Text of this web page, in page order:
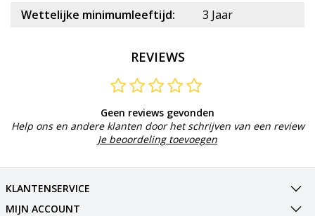
Wettelijke minimumleeftijd:
3 Jaar
REVIEWS
Geen reviews gevonden
Help ons en andere klanten door het schrijven van een review
Je beoordeling toevoegen
KLANTENSERVICE
MIJN ACCOUNT